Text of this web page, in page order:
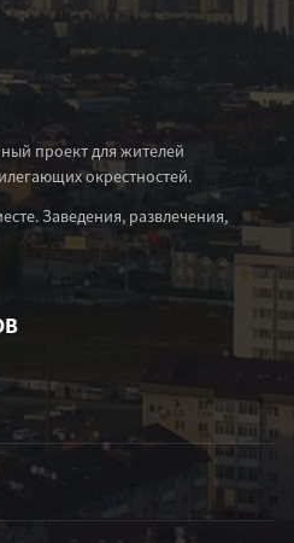
проект для жителей
окрестностей.
Заведения, развлечения,